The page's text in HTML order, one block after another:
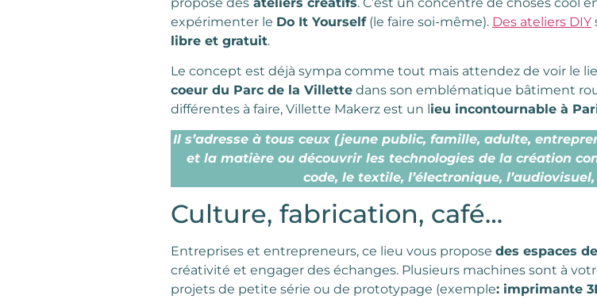
expérimenter le Do It Yourself(le faire soi-même). Des ateliers DIY
libre et gratuit.
Le concept est déjà sympa comme tout mais attendez de voir le
coeur du Parc de la Villette dans son emblématique bâtiment
différentes à faire, Villette Makerz est un lieu incontournable à
Il s’adresse à tous ceux (jeune public, famille, adulte,
et la matière ou découvrir les technologies de la création
code, le textile, l’électronique,
Culture, fabrication, café…
Entreprises et entrepreneurs, ce lieu vous propose des espaces
créativité et engager des échanges. Plusieurs machines sont à
projets de petite série ou de prototypage (exemple: imprimante